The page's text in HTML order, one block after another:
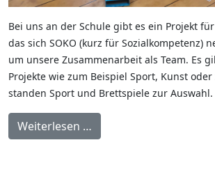
Bei uns an der Schule gibt es ein Projekt
das sich SOKO (kurz für Sozialkompetenz)
um unsere Zusammenarbeit als Team. Es
Projekte wie zum Beispiel Sport, Kunst oder
standen Sport und Brettspiele zur Auswahl.
Weiterlesen …